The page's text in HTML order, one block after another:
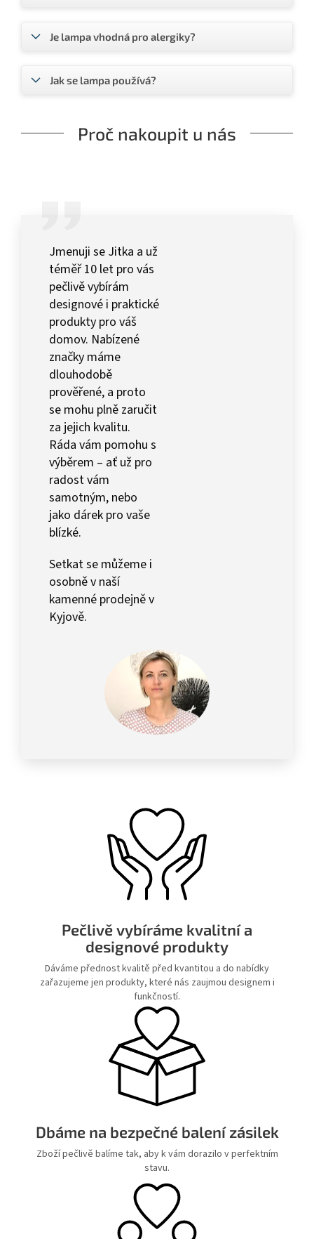
Je lampa vhodná pro alergiky?
Jak se lampa používá?
Proč nakoupit u nás
Jmenuji se Jitka a už
téměř 10 let pro vás
pečlivě vybírám
designové i praktické
produkty pro váš
domov. Nabízené
značky máme
dlouhodobě
prověřené, a proto
se mohu plně zaručit
za jejich kvalitu.
Ráda vám pomohu s
výběrem – ať už pro
radost vám
samotným, nebo
jako dárek pro vaše
blízké.
Setkat se můžeme i
osobně v naší
kamenné prodejně v
Kyjově.
Pečlivě vybíráme kvalitní a
designové produkty
Dáváme přednost kvalitě před kvantitou a do nabídky
zařazujeme jen produkty, které nás zaujmou designem i
funkčností.
Dbáme na bezpečné balení zásilek
Zboží pečlivě balíme tak, aby k vám dorazilo v perfektním
stavu.